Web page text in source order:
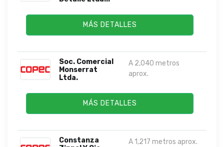
MÁS DETALLES
Soc. Comercial
Monserrat
Ltda.
A 2,040 metros
aprox.
MÁS DETALLES
Constanza
A 1,217 metros aprox.